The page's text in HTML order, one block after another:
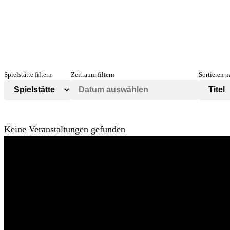
Spielstätte filtern Zeitraum filtern Sortieren
Keine Veranstaltungen gefunden